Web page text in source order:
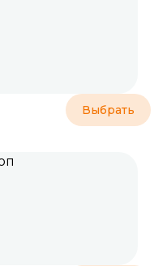
Выбрать